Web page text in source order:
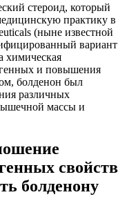
стероид, который
практику в
(ныне известной
вариант
химическая
и повышения
болденон был
различных
массы и
свойств
болденону